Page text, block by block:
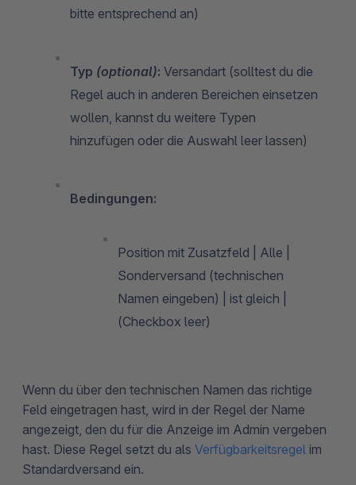
bitte entsprechend an)
Typ (optional): Versandart (solltest du die
Regel auch in anderen Bereichen einsetzen
wollen, kannst du weitere Typen
hinzufügen oder die Auswahl leer lassen)
Bedingungen:
Position mit Zusatzfeld | Alle |
Sonderversand (technischen
Namen eingeben) | ist gleich |
(Checkbox leer)
Wenn du über den technischen Namen das richtige
Feld eingetragen hast, wird in der Regel der Name
angezeigt, den du für die Anzeige im Admin vergeben
hast. Diese Regel setzt du als Verfügbarkeitsregel im
Standardversand ein.